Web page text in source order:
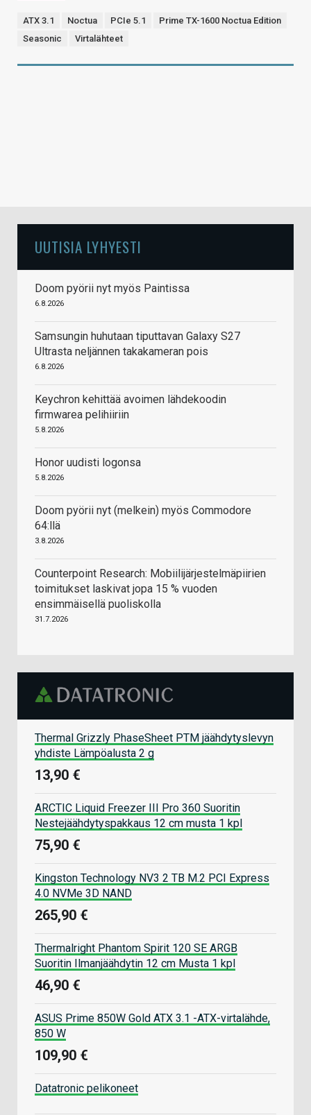
ATX 3.1 Noctua PCIe 5.1
Prime TX-1600 Noctua Edition
Seasonic
Virtalähteet
UUTISIA LYHYESTI
Doom pyörii nyt myös Paintissa
6.8.2026
Samsungin huhutaan tiputtavan Galaxy S27
Ultrasta neljännen takakameran pois
6.8.2026
Keychron kehittää avoimen lähdekoodin
firmwarea pelihiiriin
5.8.2026
Honor uudisti logonsa
5.8.2026
Doom pyörii nyt (melkein) myös Commodore
64:llä
3.8.2026
Counterpoint Research: Mobiilijärjestelmäpiirien
toimitukset laskivat jopa 15 % vuoden
ensimmäisellä puoliskolla
31.7.2026
Thermal Grizzly PhaseSheet PTM jäähdytyslevyn
yhdiste Lämpöalusta 2 g
13,90 €
ARCTIC Liquid Freezer III Pro 360 Suoritin
Nestejäähdytyspakkaus 12 cm musta 1 kpl
75,90 €
Kingston Technology NV3 2 TB M.2 PCI Express
4.0 NVMe 3D NAND
265,90 €
Thermalright Phantom Spirit 120 SE ARGB
Suoritin Ilmanjäähdytin 12 cm Musta 1 kpl
46,90 €
ASUS Prime 850W Gold ATX 3.1 -ATX-virtalähde,
850 W
109,90 €
Datatronic pelikoneet